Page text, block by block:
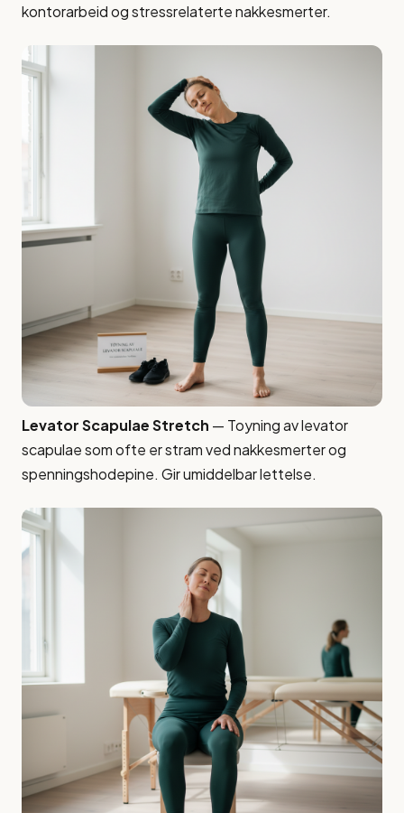
kontorarbeid og stressrelaterte nakkesmerter.
Levator Scapulae Stretch — Toyning av levator
scapulae som ofte er stram ved nakkesmerter og
spenningshodepine. Gir umiddelbar lettelse.